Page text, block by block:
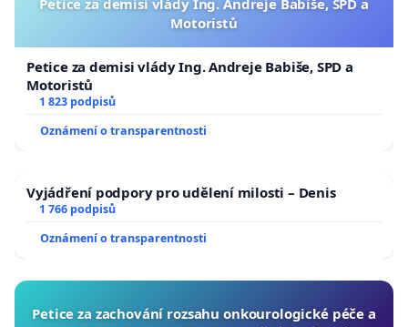
Petice za demisi vlády Ing. Andreje Babiše, SPD a
Motoristů
Petice za demisi vlády Ing. Andreje Babiše, SPD a
Motoristů
1 823 podpisů
Oznámení o transparentnosti
Vyjádření podpory pro udělení milosti – Denis
1 766 podpisů
Oznámení o transparentnosti
Petice za zachování rozsahu onkourologické péče a